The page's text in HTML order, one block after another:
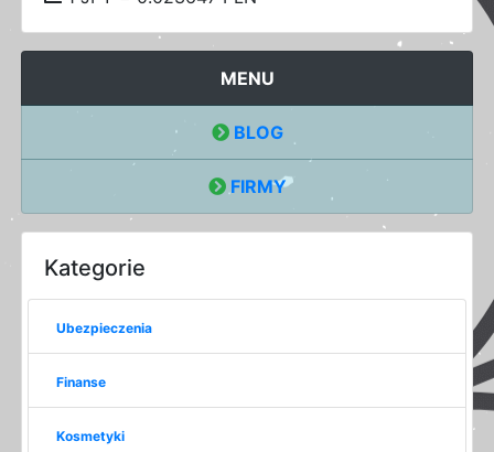
MENU
BLOG
FIRMY
Kategorie
Ubezpieczenia
Finanse
Kosmetyki